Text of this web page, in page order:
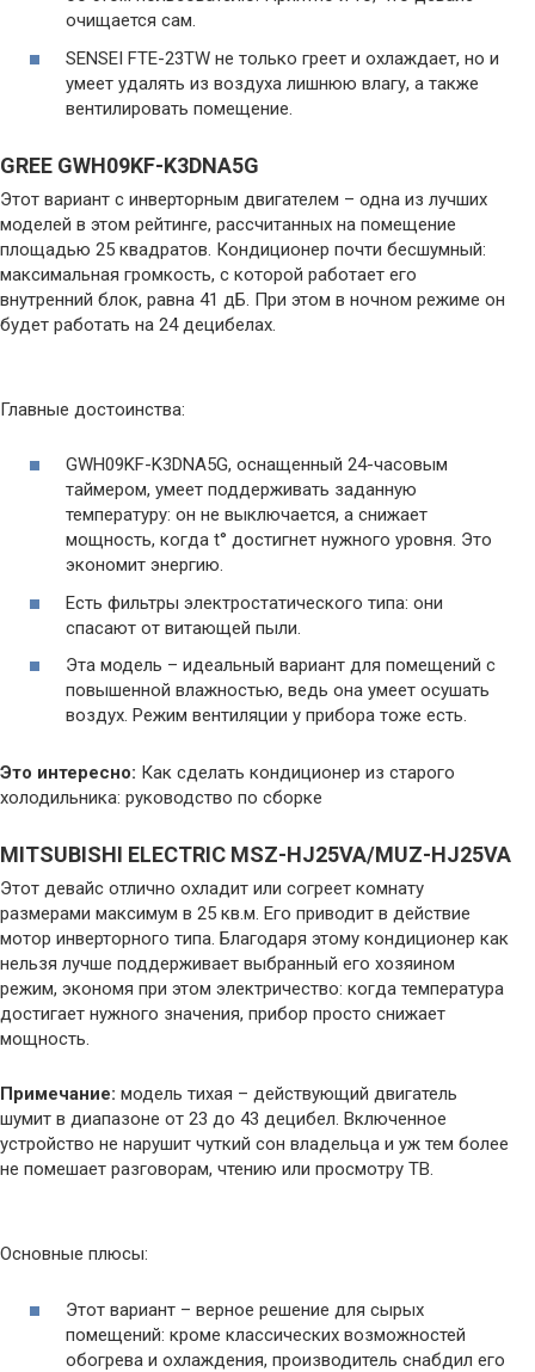
очищается сам.
SENSEI FTE-23TW не только греет и охлаждает, но и
умеет удалять из воздуха лишнюю влагу, а также
вентилировать помещение.
GREE GWH09KF-K3DNA5G
Этот вариант с инверторным двигателем – одна из лучших
моделей в этом рейтинге, рассчитанных на помещение
площадью 25 квадратов. Кондиционер почти бесшумный:
максимальная громкость, с которой работает его
внутренний блок, равна 41 дБ. При этом в ночном режиме он
будет работать на 24 децибелах.
Главные достоинства:
GWH09KF-K3DNA5G, оснащенный 24-часовым
таймером, умеет поддерживать заданную
температуру: он не выключается, а снижает
мощность, когда t° достигнет нужного уровня. Это
экономит энергию.
Есть фильтры электростатического типа: они
спасают от витающей пыли.
Эта модель – идеальный вариант для помещений с
повышенной влажностью, ведь она умеет осушать
воздух. Режим вентиляции у прибора тоже есть.
Это интересно: Как сделать кондиционер из старого
холодильника: руководство по сборке
MITSUBISHI ELECTRIC MSZ-HJ25VA/MUZ-HJ25VA
Этот девайс отлично охладит или согреет комнату
размерами максимум в 25 кв.м. Его приводит в действие
мотор инверторного типа. Благодаря этому кондиционер как
нельзя лучше поддерживает выбранный его хозяином
режим, экономя при этом электричество: когда температура
достигает нужного значения, прибор просто снижает
мощность.
Примечание: модель тихая – действующий двигатель
шумит в диапазоне от 23 до 43 децибел. Включенное
устройство не нарушит чуткий сон владельца и уж тем более
не помешает разговорам, чтению или просмотру ТВ.
Основные плюсы:
Этот вариант – верное решение для сырых
помещений: кроме классических возможностей
обогрева и охлаждения, производитель снабдил его